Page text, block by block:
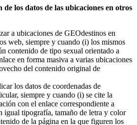
los datos de las ubicaciones en otros
a ubicaciones de GEOdestinos en
web, siempre y cuando (i) los mismos
contenido de tipo sexual orientado a
en forma masiva a varias ubicaciones
del contenido original de
los datos de coordenadas de
siempre y cuando (i) se cite la
con el enlace correspondiente a
igual tipografía, tamaño de letra y color
de la página en la que figuren los